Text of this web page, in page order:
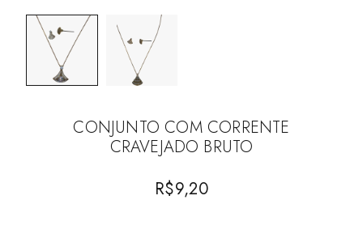
CONJUNTO COM CORRENTE
CRAVEJADO BRUTO
R$9,20